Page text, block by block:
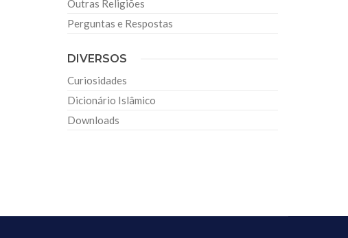
Outras Religiões
Perguntas e Respostas
DIVERSOS
Curiosidades
Dicionário Islâmico
Downloads